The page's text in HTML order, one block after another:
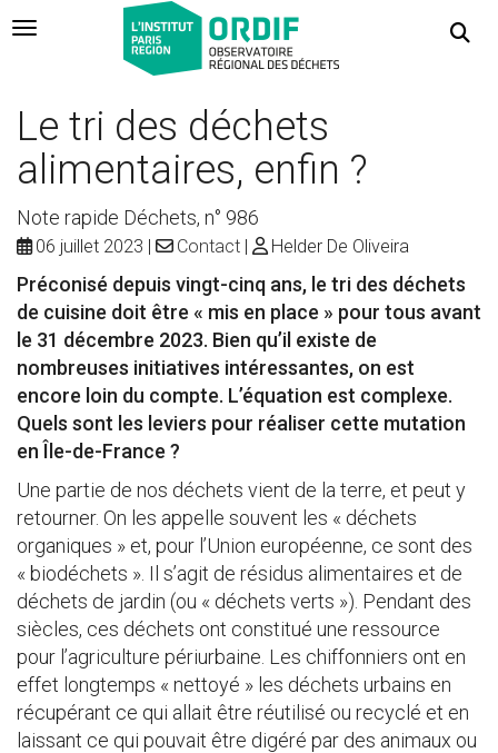
Navigation Toggle
Le tri des déchets
alimentaires, enfin ?
Note rapide Déchets, n° 986
06 juillet 2023 Contact Helder De Oliveira
Préconisé depuis vingt-cinq ans, le tri des déchets
de cuisine doit être « mis en place » pour tous avant
le 31 décembre 2023. Bien qu’il existe de
nombreuses initiatives intéressantes, on est
encore loin du compte. L’équation est complexe.
Quels sont les leviers pour réaliser cette mutation
en Île-de-France ?
Une partie de nos déchets vient de la terre, et peut y
retourner. On les appelle souvent les « déchets
organiques » et, pour l’Union européenne, ce sont des
« biodéchets ». Il s’agit de résidus alimentaires et de
déchets de jardin (ou « déchets verts »). Pendant des
siècles, ces déchets ont constitué une ressource
pour l’agriculture périurbaine. Les chiffonniers ont en
effet longtemps « nettoyé » les déchets urbains en
récupérant ce qui allait être réutilisé ou recyclé et en
laissant ce qui pouvait être digéré par des animaux ou